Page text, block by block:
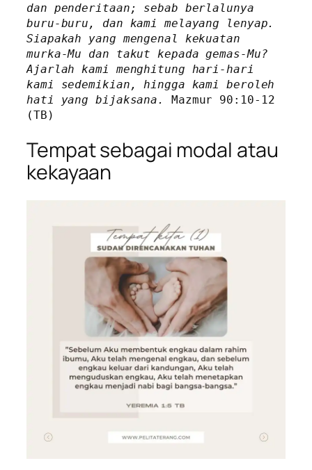
dan penderitaan; sebab berlalunya
buru-buru, dan kami melayang lenyap.
Siapakah yang mengenal kekuatan
murka-Mu dan takut kepada gemas-Mu?
Ajarlah kami menghitung hari-hari
kami sedemikian, hingga kami beroleh
hati yang bijaksana. Mazmur 90:10-12
(TB)
Tempat sebagai modal atau
kekayaan